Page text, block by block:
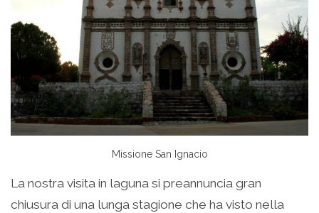
Missione San Ignacio
La nostra visita in laguna si preannuncia gran
chiusura di una lunga stagione che ha visto nella